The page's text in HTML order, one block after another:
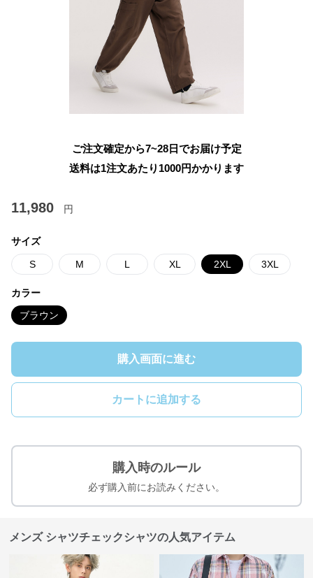
ご注文確定から7~28日でお届け予定
送料は1注文あたり 1000円かかります
11,980 円
サイズ
S M L XL 2XL 3XL
カラー
ブラウン
購入画面に進む
カートに追加する
購入時のルール
必ず購入前にお読みください。
メンズ シャツチェックシャツの人気アイテム